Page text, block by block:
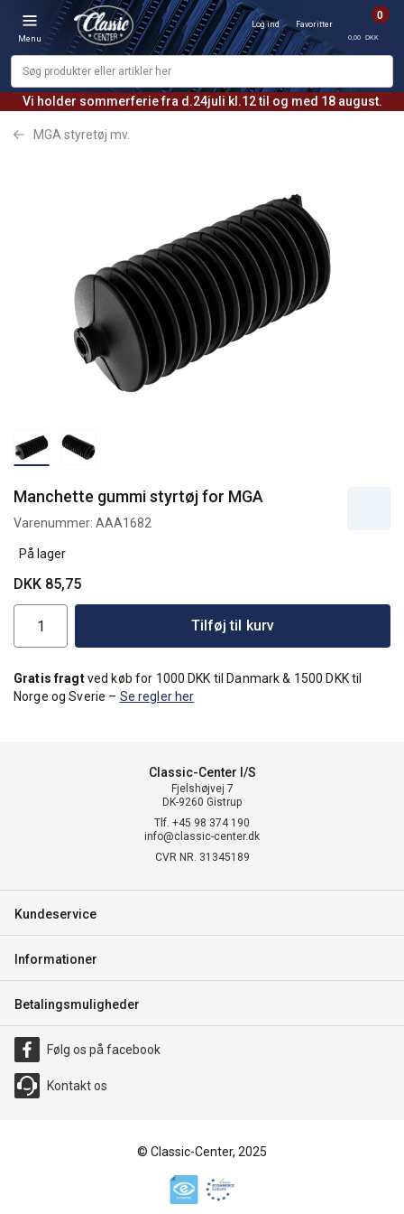
Vi holder sommerferie fra d.24juli kl.12 til og med 18 august.
Menu
Log ind Favoritter
0
0,00 DKK
MGA styretøj mv.
Manchette gummi styrtøj for MGA
Varenummer: AAA1682
På lager
DKK 85,75
Tilføj til kurv
Gratis fragtved køb for 1000 DKK til Danmark & 1500 DKK til
Norge og Sverie – Se regler her
Classic-Center I/S
Fjelshøjvej 7
DK-9260 Gistrup
Tlf. +45 98 374 190
info@classic-center.dk
CVR NR. 31345189
Kundeservice
Informationer
Betalingsmuligheder
Følg os på facebook
Kontakt os
© Classic-Center, 2025